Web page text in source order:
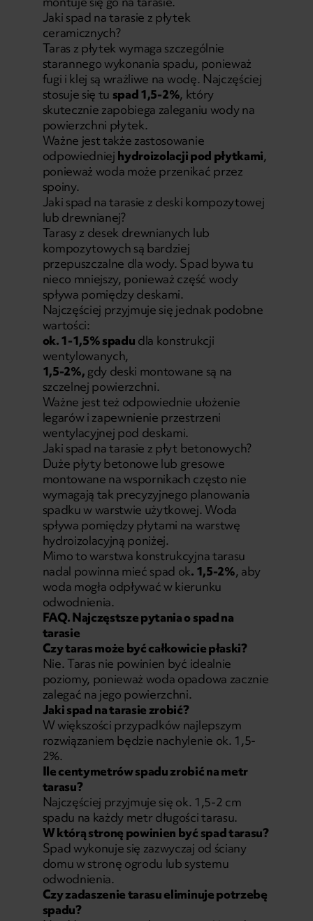
Jaki spad na tarasie z płytek
ceramicznych?
Taras z płytek wymaga szczególnie
starannego wykonania spadu, ponieważ
fugi i klej są wrażliwe na wodę. Najczęściej
stosuje się tu spad 1,5-2%, który
skutecznie zapobiega zaleganiu wody na
powierzchni płytek.
Ważne jest także zastosowanie
odpowiedniej hydroizolacji pod płytkami,
ponieważ woda może przenikać przez
spoiny.
Jaki spad na tarasie z deski kompozytowej
lub drewnianej?
Tarasy z desek drewnianych lub
kompozytowych są bardziej
przepuszczalne dla wody. Spad bywa tu
nieco mniejszy, ponieważ część wody
spływa pomiędzy deskami.
Najczęściej przyjmuje się jednak podobne
wartości:
ok. 1-1,5% spadu dla konstrukcji
wentylowanych,
1,5-2%, gdy deski montowane są na
szczelnej powierzchni.
Ważne jest też odpowiednie ułożenie
legarów i zapewnienie przestrzeni
wentylacyjnej pod deskami.
Jaki spad na tarasie z płyt betonowych?
Duże płyty betonowe lub gresowe
montowane na wspornikach często nie
wymagają tak precyzyjnego planowania
spadku w warstwie użytkowej. Woda
spływa pomiędzy płytami na warstwę
hydroizolacyjną poniżej.
Mimo to warstwa konstrukcyjna tarasu
nadal powinna mieć spad ok. 1,5-2%, aby
woda mogła odpływać w kierunku
odwodnienia.
FAQ. Najczęstsze pytania o spad na
tarasie
Czy taras może być całkowicie płaski?
Nie. Taras nie powinien być idealnie
poziomy, ponieważ woda opadowa zacznie
zalegać na jego powierzchni.
Jaki spad na tarasie zrobić?
W większości przypadków najlepszym
rozwiązaniem będzie nachylenie ok. 1,5-
2%.
Ile centymetrów spadu zrobić na metr
tarasu?
Najczęściej przyjmuje się ok. 1,5-2 cm
spadu na każdy metr długości tarasu.
W którą stronę powinien być spad tarasu?
Spad wykonuje się zazwyczaj od ściany
domu w stronę ogrodu lub systemu
odwodnienia.
Czy zadaszenie tarasu eliminuje potrzebę
spadu?